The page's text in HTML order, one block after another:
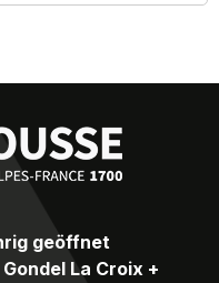
geöffnet
La Croix +